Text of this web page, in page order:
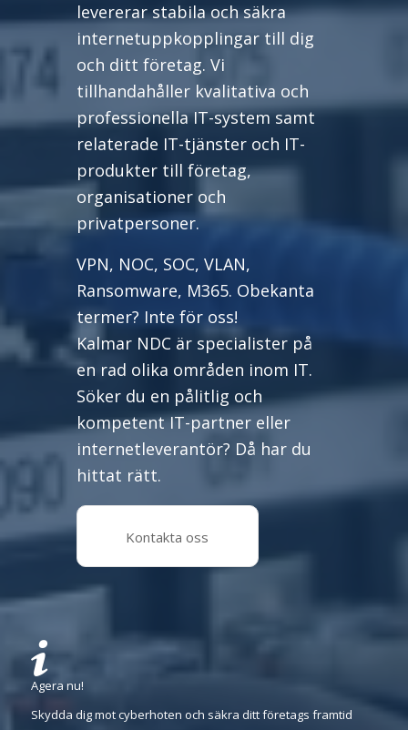
levererar stabila och säkra
internetuppkopplingar till dig
och ditt företag. Vi
tillhandahåller kvalitativa och
professionella IT-system samt
relaterade IT-tjänster och IT-
produkter till företag,
organisationer och
privatpersoner.
VPN, NOC, SOC, VLAN,
Ransomware, M365. Obekanta
termer? Inte för oss!
Kalmar NDC är specialister på
en rad olika områden inom IT.
Söker du en pålitlig och
kompetent IT-partner eller
internetleverantör? Då har du
hittat rätt.
Kontakta oss
Agera nu!
Skydda dig mot cyberhoten och säkra ditt företags framtid